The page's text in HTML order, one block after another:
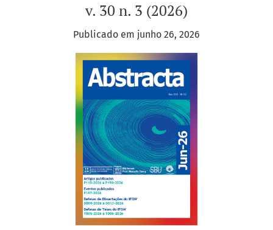
v. 30 n. 3 (2026)
Publicado em junho 26, 2026